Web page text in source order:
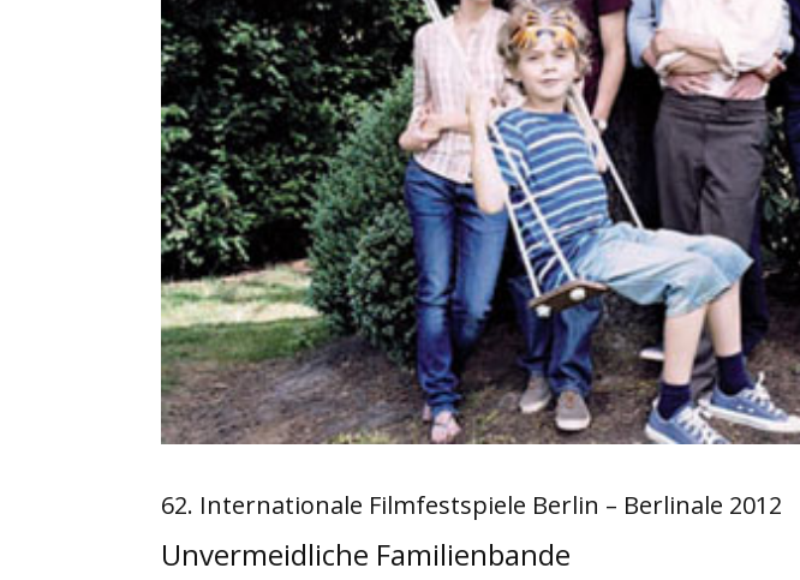
62. Internationale Filmfestspiele Berlin – Berlinale 2012
Unvermeidliche Familienbande